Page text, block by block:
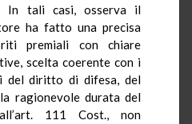
In tali casi, osserva il
ha fatto una precisa
premiali con chiare
scelta coerente con i
del diritto di difesa, del
ragionevole durata del
111 Cost., non